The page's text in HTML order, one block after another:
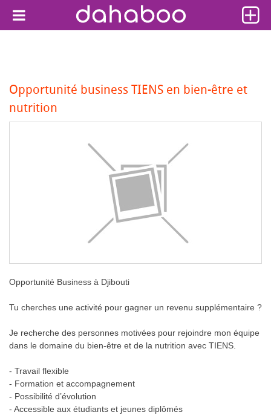
Opportunité business TIENS en bien-être et
nutrition
Opportunité Business à Djibouti
Tu cherches une activité pour gagner un revenu supplémentaire ?
Je recherche des personnes motivées pour rejoindre mon équipe
dans le domaine du bien-être et de la nutrition avec TIENS.
- Travail flexible
- Formation et accompagnement
- Possibilité d’évolution
- Accessible aux étudiants et jeunes diplômés